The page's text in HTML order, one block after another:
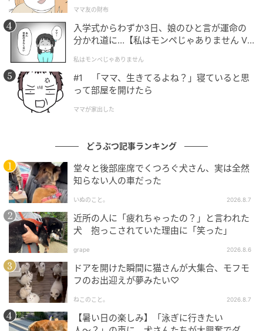
まって、ブラシを持つと素早く察ししてり逃げられち
ゃったり……（涙）。ただここにきて、すっと私の横に
来て、座ってくれることが多くなった。和解？ 融和？
ただそんなことがとても嬉しい。きっと人はこうやっ
てツンデレの沼に嵌っていくのかもしれない（笑）。
出典andpremium.jp
岡尾 美代子スタイリスト
ママ友の財布
入学式からわずか3日、娘のひと言が運命の
分かれ道に…【私はモンペじゃありません Vo
私はモンペじゃありません
#1 「ママ、生きてるよね？」寝ていると思
って部屋を開けたら
ママが家出した
どうぶつ記事ランキング
堂々と後部座席でくつろぐ犬さん、実は全然
知らない人の車だった
いぬのこと。 2026.8.7
近所の人に「疲れちゃったの？」と言われた
犬 抱っこされていた理由に「笑った」
grape 2026.8.6
ドアを開けた瞬間に猫さんが大集合、モフモ
フのお出迎えが夢みたい♡
ねこのこと。 2026.8.7
【暑い日の楽しみ】「泳ぎに行きたい